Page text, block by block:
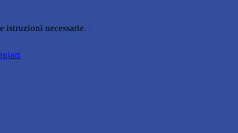
istruzioni necessarie.